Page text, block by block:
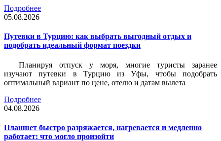
Подробнее
05.08.2026
Путевки в Турцию: как выбрать выгодный отдых и
подобрать идеальный формат поездки
Планируя отпуск у моря, многие туристы заранее
изучают путевки в Турцию из Уфы, чтобы подобрать
оптимальный вариант по цене, отелю и датам вылета
Подробнее
04.08.2026
Планшет быстро разряжается, нагревается и медленно
работает: что могло произойти